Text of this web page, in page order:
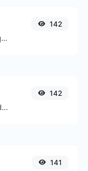
Gere um hash SHA-224 para qualquer entrada de texto.
142
Converta facilmente arquivos de imagem BMP para WEBP.
142
141